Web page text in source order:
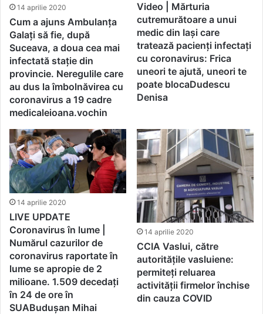
14 aprilie 2020
Cum a ajuns Ambulanța
Galați să fie, după
Suceava, a doua cea mai
infectată stație din
provincie. Neregulile care
au dus la îmbolnăvirea cu
coronavirus a 19 cadre
medicaleioana.vochin
Video | Mărturia
cutremurătoare a unui
medic din Iași care
tratează pacienți infectați
cu coronavirus: Frica
uneori te ajută, uneori te
poate blocaDudescu
Denisa
14 aprilie 2020
LIVE UPDATE
Coronavirus în lume |
Numărul cazurilor de
coronavirus raportate în
lume se apropie de 2
milioane. 1.509 decedați
în 24 de ore în
SUABudușan Mihai
14 aprilie 2020
CCIA Vaslui, către
autoritățile vasluiene:
permiteți reluarea
activității firmelor închise
din cauza COVID